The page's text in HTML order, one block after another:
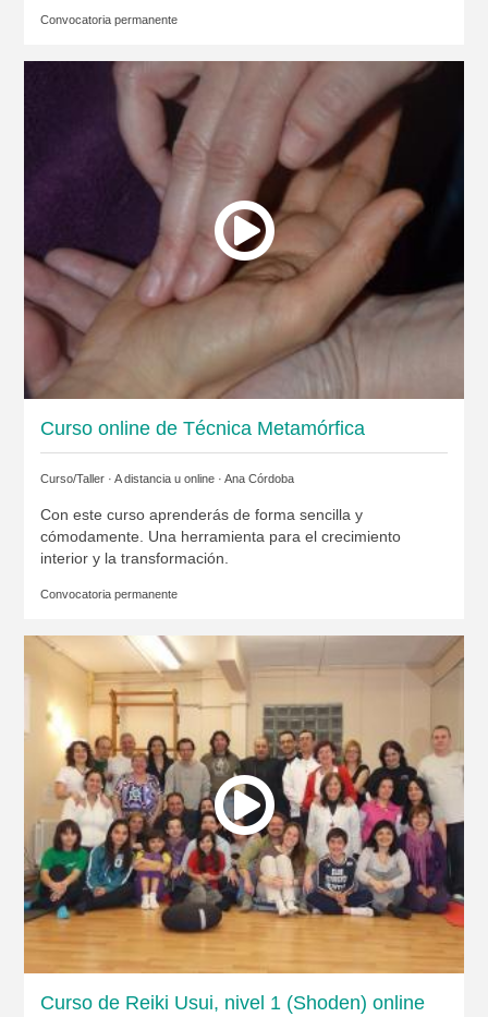
Convocatoria permanente
Curso online de Técnica Metamórfica
Curso/Taller · A distancia u online · Ana Córdoba
Con este curso aprenderás de forma sencilla y
cómodamente. Una herramienta para el crecimiento
interior y la transformación.
Convocatoria permanente
Curso de Reiki Usui, nivel 1 (Shoden) online